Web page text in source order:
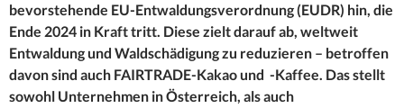
bevorstehende EU-Entwaldungsverordnung (EUDR) hin, die
Ende 2024 in Kraft tritt. Diese zielt darauf ab, weltweit
Entwaldung und Waldschädigung zu reduzieren – betroffen
davon sind auch FAIRTRADE-Kakao und -Kaffee. Das stellt
sowohl Unternehmen in Österreich, als auch